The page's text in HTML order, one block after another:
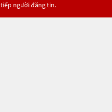
người đăng tin.